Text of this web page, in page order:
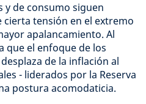
y de consumo siguen
cierta tensión en el extremo
apalancamiento. Al
que el enfoque de los
de la inflación al
- liderados por la Reserva
postura acomodaticia.